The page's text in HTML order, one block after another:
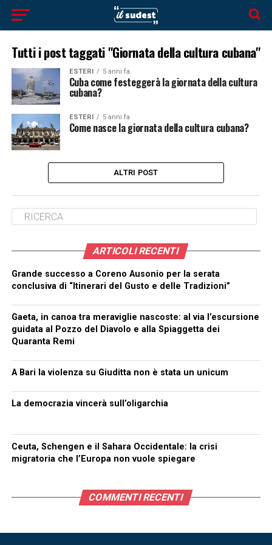
Tutti i post taggati "Giornata della cultura cubana"
ESTERI 5 anni fa
Cuba come festeggerà la giornata della cultura
cubana?
ESTERI 5 anni fa
Come nasce la giornata della cultura cubana?
ALTRI POST
ARTICOLI RECENTI
Grande successo a Coreno Ausonio per la serata
conclusiva di “Itinerari del Gusto e delle Tradizioni”
Gaeta, in canoa tra meraviglie nascoste: al via l’escursione
guidata al Pozzo del Diavolo e alla Spiaggetta dei
Quaranta Remi
A Bari la violenza su Giuditta non è stata un unicum
La democrazia vincerà sull’oligarchia
Ceuta, Schengen e il Sahara Occidentale: la crisi
migratoria che l’Europa non vuole spiegare
COMMENTI RECENTI